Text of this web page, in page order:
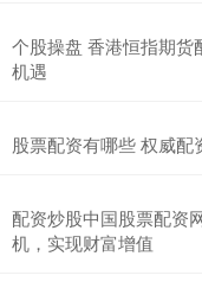
个股操盘 香港恒指期货
机遇
股票配资有哪些 权威
配资炒股中国股票配资
机，实现财富增值